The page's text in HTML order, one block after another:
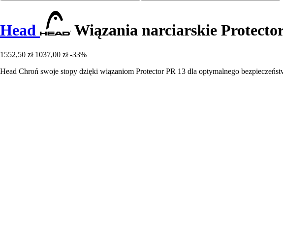
Head Wiązania narciarskie
1552,50 zł 1037,00 zł -33%
Head Chroń swoje stopy dzięki wiązaniom Protector PR 13 dla optymalnego